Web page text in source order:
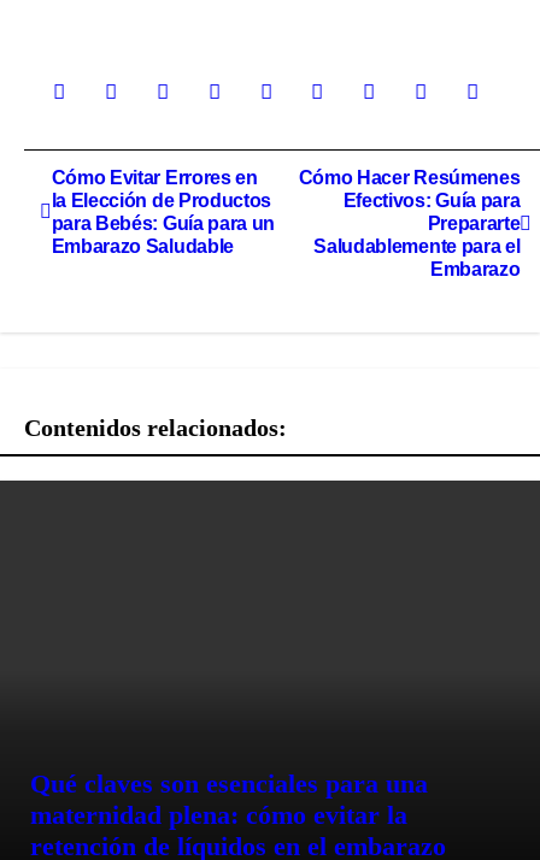
Navegación
de
Cómo Evitar Errores en
la Elección de Productos
para Bebés: Guía para un
Embarazo Saludable
Cómo Hacer Resúmenes
Efectivos: Guía para
Prepararte
Saludablemente para el
Embarazo
Contenidos relacionados:
Qué claves son esenciales para una
maternidad plena: cómo evitar la
retención de líquidos en el embarazo